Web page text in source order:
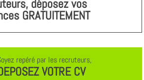
déposez vos
GRATUITEMENT
repéré par les recruteurs,
VOTRE CV